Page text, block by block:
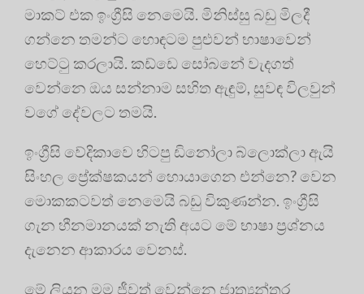
මාකට් එක ඉංග්‍රීසි නෙමෙයි. මිනිස්සු බඩු මිලදී
ගන්නෙ තමන්ට හොඳටම පුළුවන් භාෂාවෙන්
හෙට්ටු කරලායි. කඩ්ඩෙ සෝබනේ වැදගත්
වෙන්නෙ ඔය සන්නාම සහිත ඇඳුම්, සුවඳ විලවුන්
වගේ දේවලට තමයි.
ඉංග්‍රීසි වේදිකාවෙ හිටපු ඩිනෝලා බ්ලොක්ලා ඇයි
සිංහල ප්‍රේක්ෂකයන් හොයාගෙන එන්නෙ? වෙන
මොකකටවත් නෙමෙයි බඩු විකුණන්න. ඉංග්‍රීසි
ගැන හීනමානයක් නැති අයට මේ භාෂා ප්‍රශ්නය
දැනෙන ආකාරය වෙනස්.
මේ ලියන මම ජීවත් වෙන්නෙ ජාත්‍යන්තර